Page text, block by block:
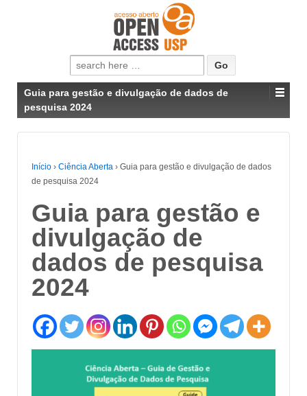
Pesquisar
por:
Guia para gestão e divulgação de dados de
pesquisa 2024
Início › Ciência Aberta › Guia para gestão e divulgação de dados
de pesquisa 2024
Guia para gestão e
divulgação de
dados de pesquisa
2024